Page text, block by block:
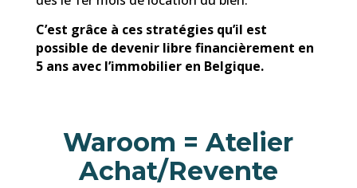
C’est grâce à ces stratégies qu’il est
possible de devenir libre financièrement en
5 ans avec l’immobilier en Belgique.
Waroom = Atelier
Achat/Revente